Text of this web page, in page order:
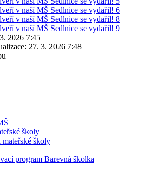
2026 7:45
27. 3. 2026 7:48
školy
školy
program Barevná školka